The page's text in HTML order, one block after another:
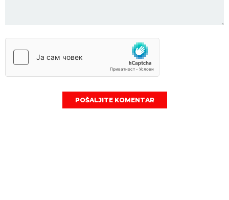
POŠALJITE KOMENTAR